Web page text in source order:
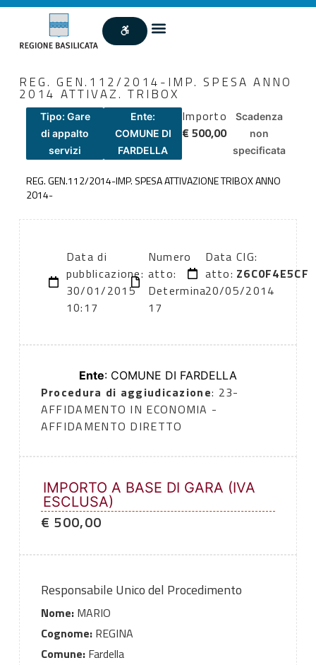
REG. GEN.112/2014-IMP. SPESA ANNO
2014 ATTIVAZ. TRIBOX
Tipo: Gare
di appalto
servizi
Ente:
COMUNE DI
FARDELLA
Importo
€ 500,00
Scadenza
non
specificata
REG. GEN.112/2014-IMP. SPESA ATTIVAZIONE TRIBOX ANNO
2014-
Data di
pubblicazione:
30/01/2015
10:17
Numero
atto:
Determina
17
Data
atto:
20/05/2014
CIG:
Z6C0F4E5CF
Ente: COMUNE DI FARDELLA
Procedura di aggiudicazione: 23-
AFFIDAMENTO IN ECONOMIA -
AFFIDAMENTO DIRETTO
IMPORTO A BASE DI GARA (IVA
ESCLUSA)
€ 500,00
Responsabile Unico del Procedimento
Nome:MARIO
Cognome:REGINA
Comune:Fardella